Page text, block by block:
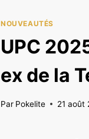
NOUVEAUTÉS
UPC
ex de la
Par Pokelite 21 août